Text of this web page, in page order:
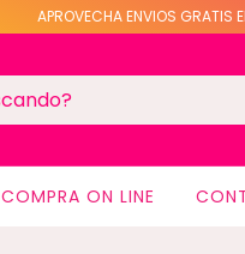
APROVECHA ENVIOS
COMPRA ON LINE